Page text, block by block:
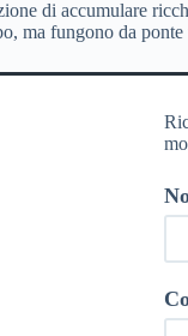
di accumulare
ma fungono da